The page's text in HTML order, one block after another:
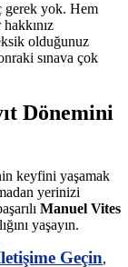
gerek yok. Hem
olduğunuz
sınava çok
Dönemini
keyfini yaşamak
yerinizi
Manuel Vites
yaşayın.
Geçin,